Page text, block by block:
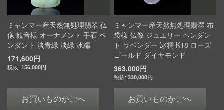
ミャンマー産天然無処理翡翠 仏
像 観音様 オーナメント 手石 ペ
ンダント 淡青緑 淡緑 冰糯
171,600円
156,000円
お買いものかごへ
ミャンマー産天然無処理翡翠 布
袋様 仏像 ジュエリー ペンダン
ト ラベンダー 冰糯 K18 ローズ
ゴールド ダイヤモンド
363,000円
330,000円
お買いものかごへ